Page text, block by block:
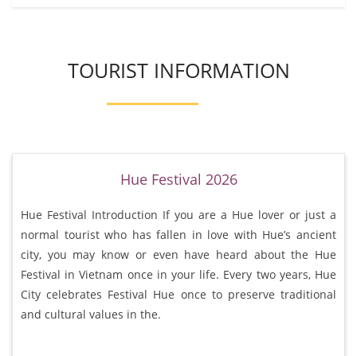
TOURIST INFORMATION
Hue Festival 2026
Hue Festival Introduction If you are a Hue lover or just a
normal tourist who has fallen in love with Hue’s ancient
city, you may know or even have heard about the Hue
Festival in Vietnam once in your life. Every two years, Hue
City celebrates Festival Hue once to preserve traditional
and cultural values in the.